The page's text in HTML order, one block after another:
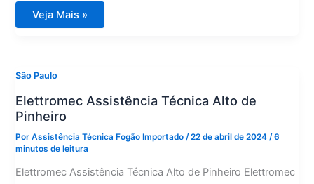
Elettromec
Assistência
Veja Mais »
São Paulo
Elettromec Assistência Técnica Alto de
Pinheiro
PorAssistência Técnica Fogão Importado /22 de abril de 2024 /6
minutos de leitura
Elettromec Assistência Técnica Alto de Pinheiro Elettromec